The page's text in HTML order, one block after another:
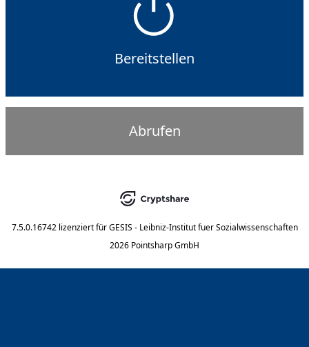
Bereitstellen
Abrufen
7.5.0.16742 lizenziert für GESIS - Leibniz-Institut fuer Sozialwissenschaften
2026 Pointsharp GmbH